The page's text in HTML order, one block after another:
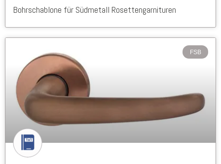
Bohrschablone für Südmetall Rosettengarnituren
FSB